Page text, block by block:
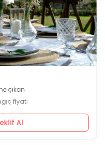
çıkan
fiyatı
Al